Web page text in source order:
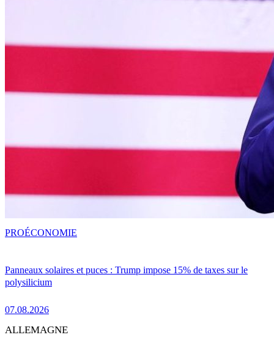
Panneaux solaires et puces : Trump impose 15% de taxes sur le
polysilicium
07.08.2026
PROÉCONOMIE
ALLEMAGNE